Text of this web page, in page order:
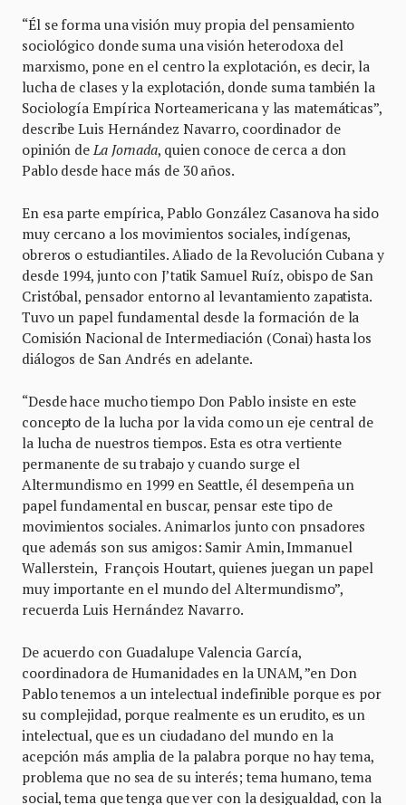
“Él se forma una visión muy propia del pensamiento
sociológico donde suma una visión heterodoxa del
marxismo, pone en el centro la explotación, es decir, la
lucha de clases y la explotación, donde suma también la
Sociología Empírica Norteamericana y las matemáticas”,
describe Luis Hernández Navarro, coordinador de
opinión deLa Jornada, quien conoce de cerca a don
Pablo desde hace más de 30 años.
En esa parte empírica, Pablo González Casanova ha sido
muy cercano a los movimientos sociales, indígenas,
obreros o estudiantiles. Aliado de la Revolución Cubana y
desde 1994, junto con J’tatik Samuel Ruíz, obispo de San
Cristóbal, pensador entorno al levantamiento zapatista.
Tuvo un papel fundamental desde la formación de la
Comisión Nacional de Intermediación (Conai) hasta los
diálogos de San Andrés en adelante.
“Desde hace mucho tiempo Don Pablo insiste en este
concepto de la lucha por la vida como un eje central de
la lucha de nuestros tiempos. Esta es otra vertiente
permanente de su trabajo y cuando surge el
Altermundismo en 1999 en Seattle, él desempeña un
papel fundamental en buscar, pensar este tipo de
movimientos sociales. Animarlos junto con pnsadores
que además son sus amigos: Samir Amin, Immanuel
Wallerstein, François Houtart, quienes juegan un papel
muy importante en el mundo del Altermundismo”,
recuerda Luis Hernández Navarro.
De acuerdo con Guadalupe Valencia García,
coordinadora de Humanidades en la UNAM, ”en Don
Pablo tenemos a un intelectual indefinible porque es por
su complejidad, porque realmente es un erudito, es un
intelectual, que es un ciudadano del mundo en la
acepción más amplia de la palabra porque no hay tema,
problema que no sea de su interés; tema humano, tema
social, tema que tenga que ver con la desigualdad, con la